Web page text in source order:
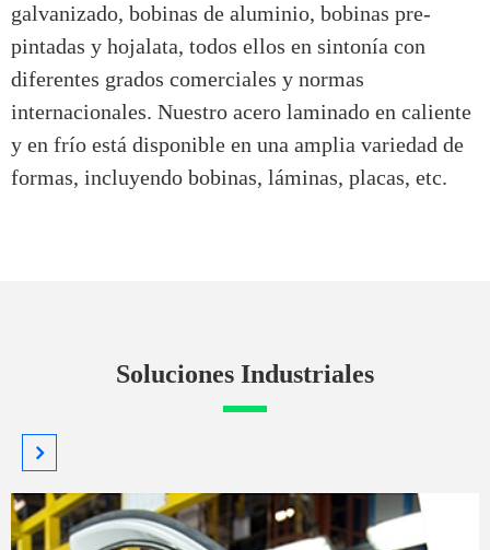
galvanizado, bobinas de aluminio, bobinas pre-
pintadas y hojalata, todos ellos en sintonía con
diferentes grados comerciales y normas
internacionales. Nuestro acero laminado en caliente
y en frío está disponible en una amplia variedad de
formas, incluyendo bobinas, láminas, placas, etc.
Soluciones Industriales